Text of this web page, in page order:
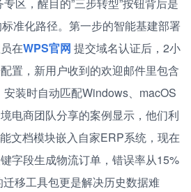
准化路径。第一步的智能基建部署
在WPS官网 提交域名认证后，2小
置，新用户收到的欢迎邮件里包含
装时自动匹配Windows、macOS
电商团队分享的案例显示，他们利
文档模块嵌入自家ERP系统，现在
字段生成物流订单，错误率从15%
移工具包更是解决历史数据难